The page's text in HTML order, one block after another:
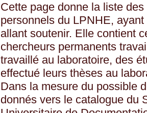
Cette page donne la liste
personnels du LPNHE,
allant soutenir. Elle contient
chercheurs permanents
travaillé au laboratoire, des
effectué leurs thèses au
Dans la mesure du possible
donnés vers le catalogue du